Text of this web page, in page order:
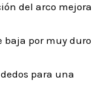
del arco mejora
baja por muy duro
para una